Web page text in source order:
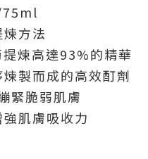
方法
煉高達93%的精華
製而成的高效酊劑
緊脆弱肌膚
肌膚吸收力